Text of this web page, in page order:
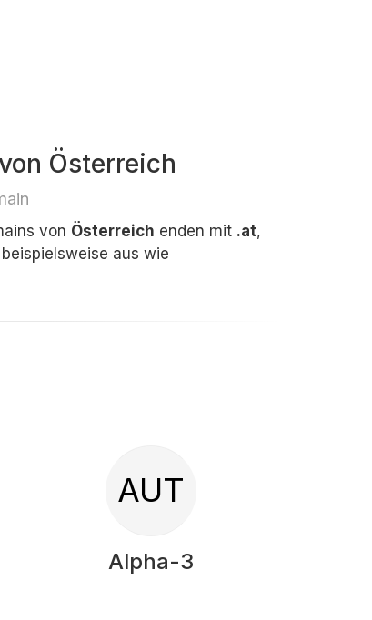
Österreich
von Österreich enden mit .at,
aus wie
AUT
Alpha-3